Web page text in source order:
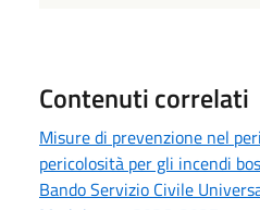
Contenuti correlati
Misure di prevenzione nel
pericolosità per gli incendi
Bando Servizio Civile